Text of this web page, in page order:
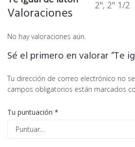
2", 2" 1/2
Valoraciones
No hay valoraciones aún.
Sé el primero en valorar “Te
Tu dirección de correo electrónico no
campos obligatorios están marcados
Tu puntuación *